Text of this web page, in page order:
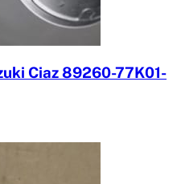
Ciaz 89260-77K01-